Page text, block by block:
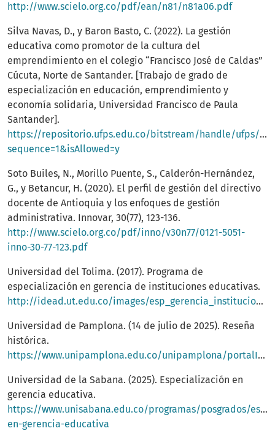
http://www.scielo.org.co/pdf/ean/n81/n81a06.pdf
Silva Navas, D., y Baron Basto, C. (2022). La gestión
educativa como promotor de la cultura del
emprendimiento en el colegio “Francisco José de Caldas”
Cúcuta, Norte de Santander. [Trabajo de grado de
especialización en educación, emprendimiento y
economía solidaria, Universidad Francisco de Paula
Santander].
https://repositorio.ufps.edu.co/bitstream/handle/ufps/
sequence=1&isAllowed=y
Soto Builes, N., Morillo Puente, S., Calderón-Hernández,
G., y Betancur, H. (2020). El perfil de gestión del directivo
docente de Antioquia y los enfoques de gestión
administrativa. Innovar, 30(77), 123-136.
http://www.scielo.org.co/pdf/inno/v30n77/0121-5051-
inno-30-77-123.pdf
Universidad del Tolima. (2017). Programa de
especialización en gerencia de instituciones educativas.
http://idead.ut.edu.co/images/esp_gerencia_instituciones/PEP_Esp_Gerencia_Instituciones_educativas.pdf
Universidad de Pamplona. (14 de julio de 2025). Reseña
histórica.
https://www.unipamplona.edu.co/unipamplona/portalIG/home_1/recursos/universidad/31032009/resena_historica.jsp
Universidad de la Sabana. (2025). Especialización en
gerencia educativa.
https://www.unisabana.edu.co/programas/posgrados/
en-gerencia-educativa